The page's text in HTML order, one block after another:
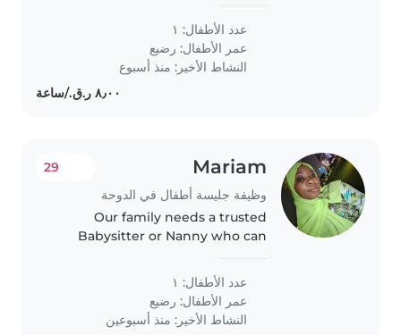
عدد الأطفال: ١
عمر الأطفال: رضيع
النشاط الأخير: منذ أسبوع
Mariam
وظيفة جليسة أطفال في الدوحة
29
Our family needs a trusted
Babysitter or Nanny who can
playful moments while helping
with light chores. Comfortable
with one calm but lively baby,..
عدد الأطفال: ١
عمر الأطفال: رضيع
النشاط الأخير: منذ أسبوعين